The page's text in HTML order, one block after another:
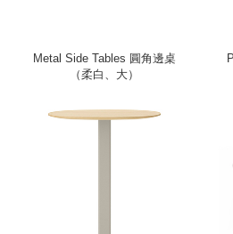
Metal Side Tables 圓角邊桌
（柔白、大）